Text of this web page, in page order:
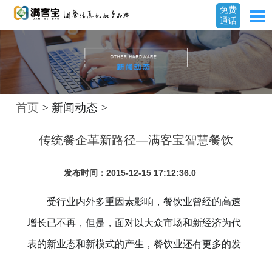
免费
通话
首页 > 新闻动态 >
传统餐企革新路径—满客宝智慧餐饮
发布时间：2015-12-15 17:12:36.0
受行业内外多重因素影响，餐饮业曾经的高速
增长已不再，但是，面对以大众市场和新经济为代
表的新业态和新模式的产生，餐饮业还有更多的发